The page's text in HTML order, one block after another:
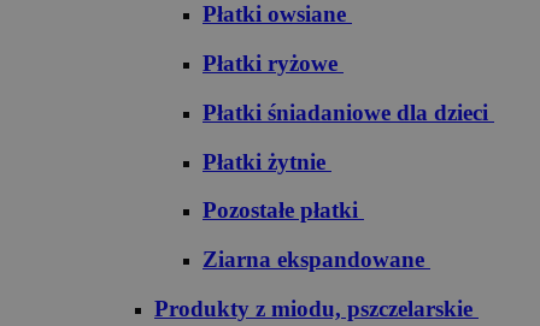
Płatki owsiane
Płatki ryżowe
Płatki śniadaniowe dla dzieci
Płatki żytnie
Pozostałe płatki
Ziarna ekspandowane
Produkty z miodu, pszczelarskie